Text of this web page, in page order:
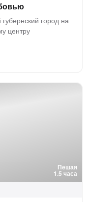
город на
центру
Пешая
1.5 часа